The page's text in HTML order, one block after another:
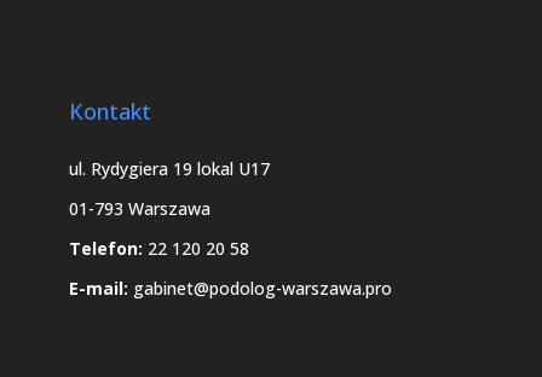
Kontakt
ul. Rydygiera 19 lokal U17
01-793 Warszawa
Telefon: 22 120 20 58
E-mail: gabinet@podolog-warszawa.pro